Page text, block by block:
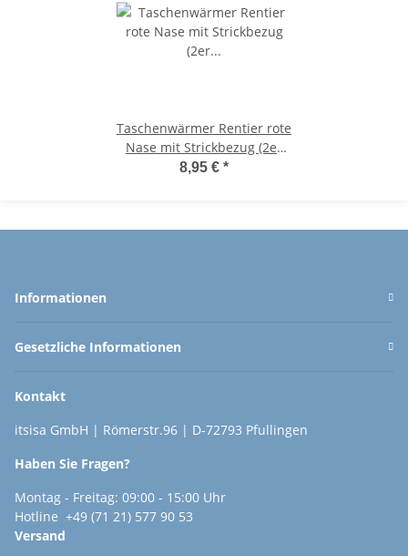
Taschenwärmer Rentier rote
Nase mit Strickbezug (2er
Set) Handwärmer
8,95 € *
Informationen
Gesetzliche Informationen
Kontakt
itsisa GmbH | Römerstr.96 | D-72793 Pfullingen
Haben Sie Fragen?
Montag - Freitag: 09:00 - 15:00 Uhr
Hotline +49 (71 21) 577 90 53
Versand